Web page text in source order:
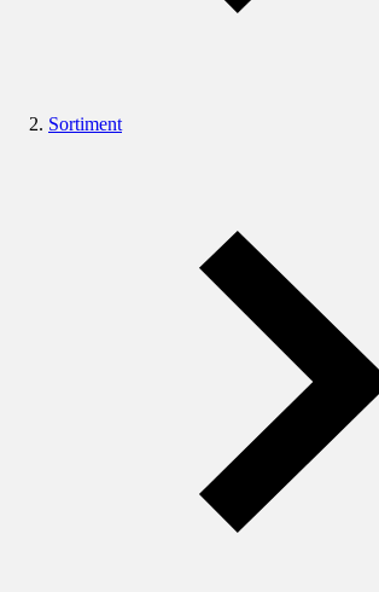
Sortiment